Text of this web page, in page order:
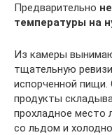
Предварительно
температуры на
Из камеры
тщательную
испорченной
продукты
прохладное место
со льдом и